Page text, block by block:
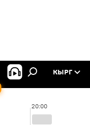
КЫРГ
20:00